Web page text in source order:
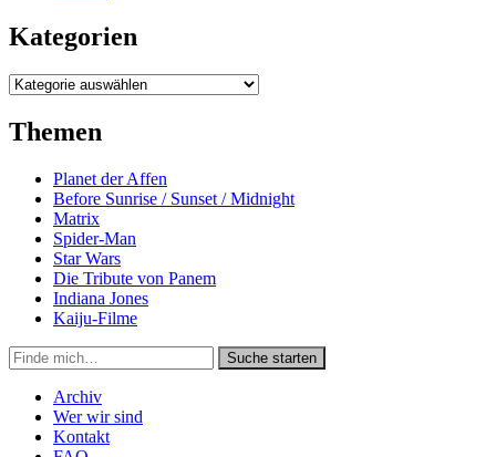
Kategorien
Kategorien
Themen
Planet der Affen
Before Sunrise / Sunset / Midnight
Matrix
Spider-Man
Star Wars
Die Tribute von Panem
Indiana Jones
Kaiju-Filme
Suche
in
https://secondunit-
podcast.de/
Suche starten
Archiv
Wer wir sind
Kontakt